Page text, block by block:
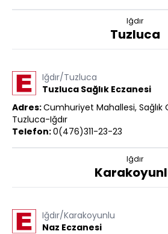
Iğdır
Tuzluca
Iğdır/Tuzluca
Tuzluca Sağlık Eczanesi
Adres:Cumhuriyet Mahallesi, Sağlık
Tuzluca-Iğdır
Telefon:0(476)311-23-23
Iğdır
Iğdır/Karakoyunlu
Naz Eczanesi